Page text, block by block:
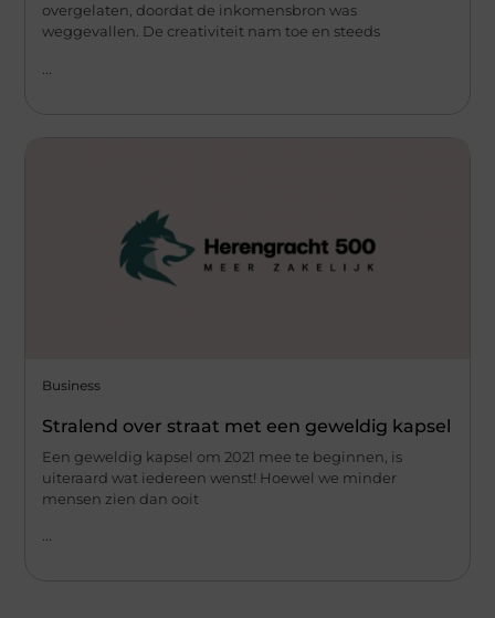
overgelaten, doordat de inkomensbron was
weggevallen. De creativiteit nam toe en steeds
Business
Stralend over straat met een geweldig kapsel
Een geweldig kapsel om 2021 mee te beginnen, is
uiteraard wat iedereen wenst! Hoewel we minder
mensen zien dan ooit